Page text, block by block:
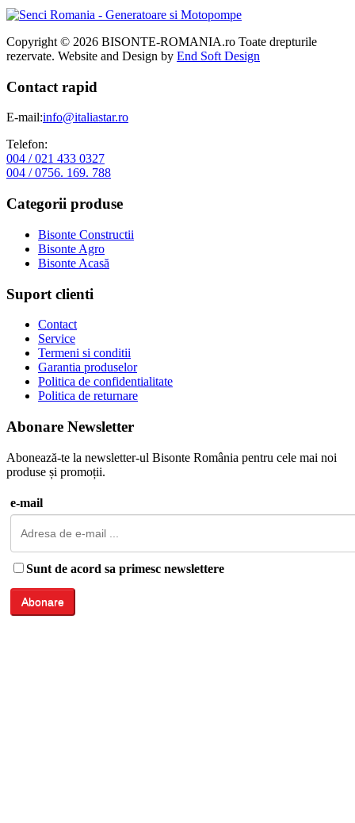
Copyright © 2026 BISONTE-ROMANIA.ro Toate drepturile
rezervate. Website and Design by End Soft Design
Contact rapid
E-mail:info@italiastar.ro
Telefon:
004 / 021 433 0327
004 / 0756. 169. 788
Categorii produse
Bisonte Constructii
Bisonte Agro
Bisonte Acasă
Suport clienti
Contact
Service
Termeni si conditii
Garantia produselor
Politica de confidentialitate
Politica de returnare
Abonare Newsletter
Abonează-te la newsletter-ul Bisonte România pentru cele mai noi
produse și promoții.
e-mail
Sunt de acord sa primesc newslettere